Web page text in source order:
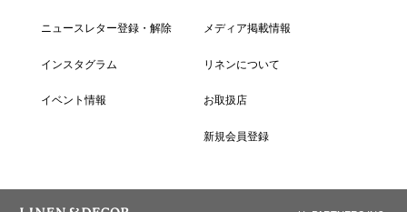
ニュースレター登録・解除 メディア掲載情報
インスタグラム リネンについて
イベント情報 お取扱店
新規会員登録